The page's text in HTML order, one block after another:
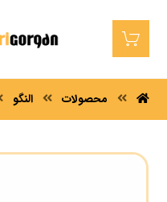
محصولات النگو